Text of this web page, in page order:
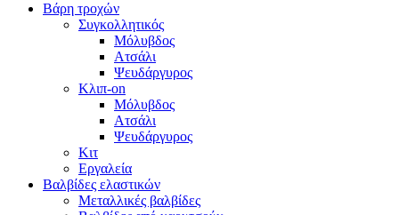
Βάρη τροχών
Συγκολλητικός
Μόλυβδος
Ατσάλι
Ψευδάργυρος
Κλιπ-on
Μόλυβδος
Ατσάλι
Ψευδάργυρος
Κιτ
Εργαλεία
Βαλβίδες ελαστικών
Μεταλλικές βαλβίδες